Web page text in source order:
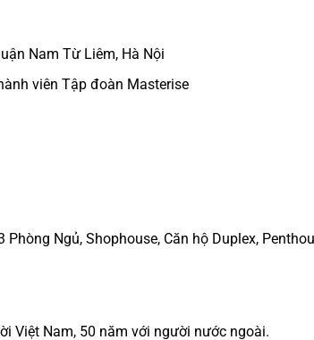
Nam Từ Liêm, Hà Nội
viên Tập đoàn Masterise
Phòng Ngủ, Shophouse, Căn hộ Duplex,
Việt Nam, 50 năm với người nước ngoài.